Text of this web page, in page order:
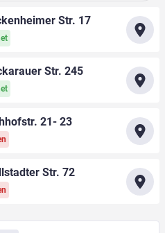
Str. 17
Str. 245
21- 23
Str. 72